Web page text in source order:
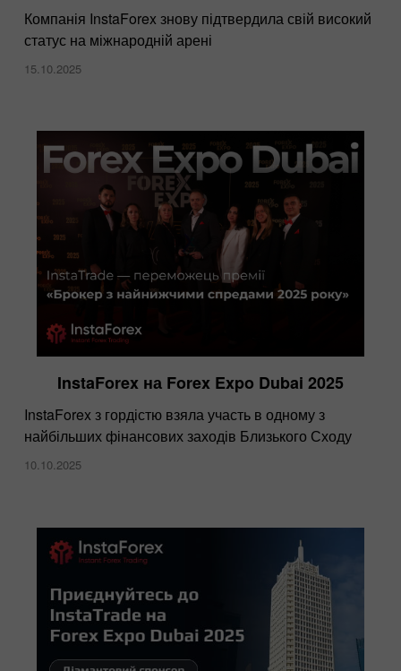
Компанія InstaForex знову підтвердила свій високий
статус на міжнародній арені
15.10.2025
InstaForex на Forex Expo Dubai 2025
InstaForex ​з гордістю взяла участь в одному з
найбільших фінансових заходів Близького Сходу
10.10.2025